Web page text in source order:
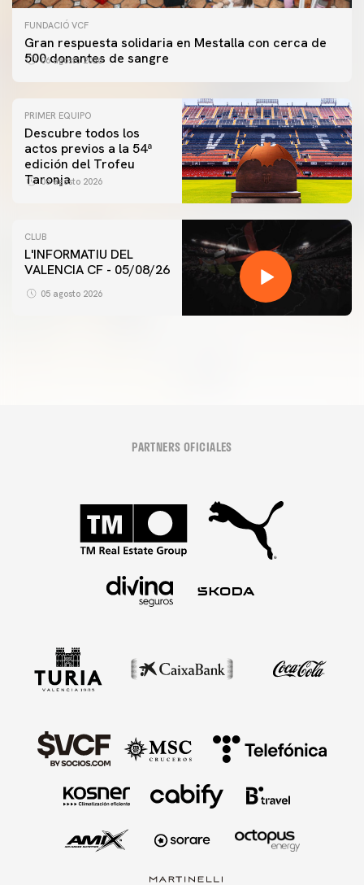
FUNDACIÓ VCF
Gran respuesta solidaria en Mestalla con cerca de
500 donantes de sangre
06 agosto 2026
PRIMER EQUIPO
Descubre todos los
actos previos a la 54ª
edición del Trofeu
Taronja
06 agosto 2026
CLUB
L'INFORMATIU DEL
VALENCIA CF - 05/08/26
05 agosto 2026
PRIMER EQUIPO
ENTRENAMIENTO MATINAL DEL VALENCIA CF
5/8/2026
PARTNERS OFICIALES